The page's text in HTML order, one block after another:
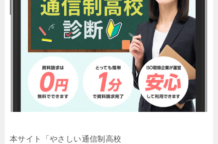
本サイト「やさしい通信制高校